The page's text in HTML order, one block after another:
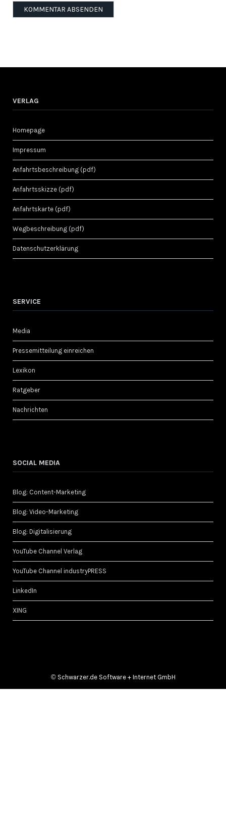
VERLAG
Homepage
Impressum
Anfahrtsbeschreibung (pdf)
Anfahrtsskizze (pdf)
Anfahrtskarte (pdf)
Wegbeschreibung (pdf)
Datenschutzerklärung
SERVICE
Media
Pressemitteilung einreichen
Lexikon
Ratgeber
Nachrichten
SOCIAL MEDIA
Blog: Content-Marketing
Blog: Video-Marketing
Blog: Digitalisierung
YouTube Channel Verlag
YouTube Channel industryPRESS
LinkedIn
XING
© Schwarzer.de Software + Internet GmbH